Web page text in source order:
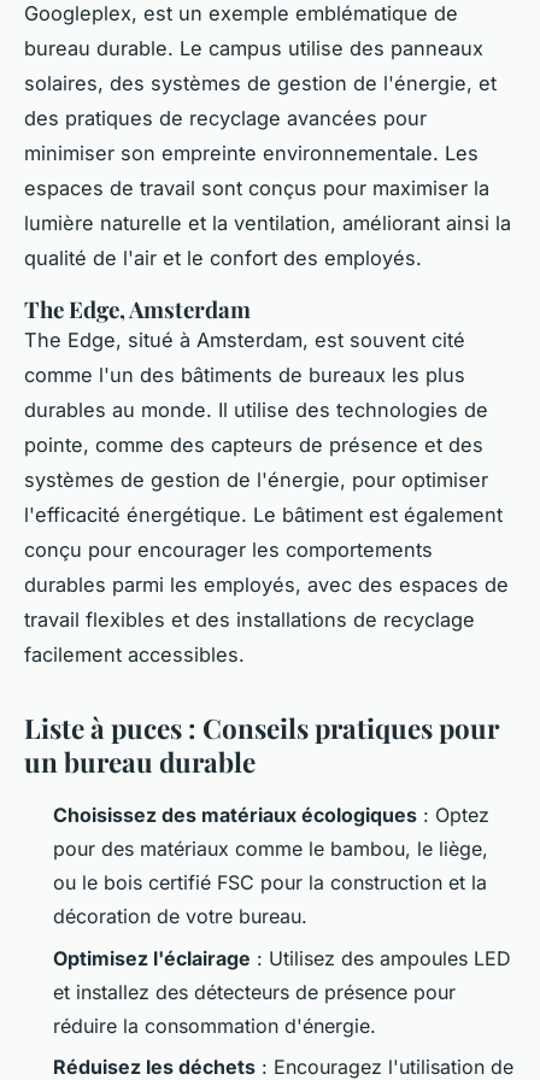
Googleplex, est un exemple emblématique de
bureau durable. Le campus utilise des panneaux
solaires, des systèmes de gestion de l'énergie, et
des pratiques de recyclage avancées pour
minimiser son empreinte environnementale. Les
espaces de travail sont conçus pour maximiser la
lumière naturelle et la ventilation, améliorant ainsi la
qualité de l'air et le confort des employés.
The Edge, Amsterdam
The Edge, situé à Amsterdam, est souvent cité
comme l'un des bâtiments de bureaux les plus
durables au monde. Il utilise des technologies de
pointe, comme des capteurs de présence et des
systèmes de gestion de l'énergie, pour optimiser
l'efficacité énergétique. Le bâtiment est également
conçu pour encourager les comportements
durables parmi les employés, avec des espaces de
travail flexibles et des installations de recyclage
facilement accessibles.
Liste à puces : Conseils pratiques pour
un bureau durable
Choisissez des matériaux écologiques : Optez
pour des matériaux comme le bambou, le liège,
ou le bois certifié FSC pour la construction et la
décoration de votre bureau.
Optimisez l'éclairage : Utilisez des ampoules LED
et installez des détecteurs de présence pour
réduire la consommation d'énergie.
Réduisez les déchets : Encouragez l'utilisation de